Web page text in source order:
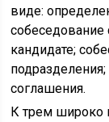
виде:
кандидате;
соглашения.
К трем широко